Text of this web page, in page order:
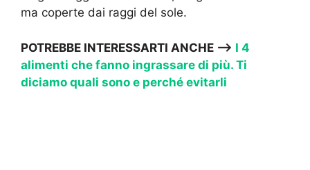
ma coperte dai raggi del sole.
POTREBBE INTERESSARTI ANCHE — I 4
alimenti che fanno ingrassare di più. Ti
diciamo quali sono e perché evitarli